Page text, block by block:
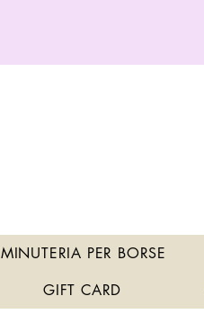
MINUTERIA PER BORSE
GIFT CARD